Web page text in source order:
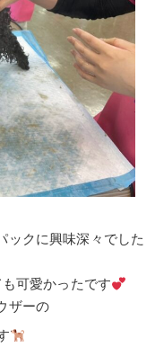
ックに興味深々でした
可愛かったです
ザーの